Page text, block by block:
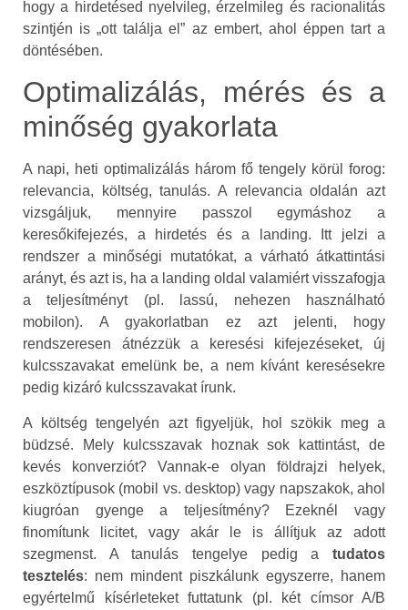
hogy a hirdetésed nyelvileg, érzelmileg és racionalitás
szintjén is „ott találja el” az embert, ahol éppen tart a
döntésében.
Optimalizálás, mérés és a
minőség gyakorlata
A napi, heti optimalizálás három fő tengely körül forog:
relevancia, költség, tanulás. A relevancia oldalán azt
vizsgáljuk, mennyire passzol egymáshoz a
keresőkifejezés, a hirdetés és a landing. Itt jelzi a
rendszer a minőségi mutatókat, a várható átkattintási
arányt, és azt is, ha a landing oldal valamiért visszafogja
a teljesítményt (pl. lassú, nehezen használható
mobilon). A gyakorlatban ez azt jelenti, hogy
rendszeresen átnézzük a keresési kifejezéseket, új
kulcsszavakat emelünk be, a nem kívánt keresésekre
pedig kizáró kulcsszavakat írunk.
A költség tengelyén azt figyeljük, hol szökik meg a
büdzsé. Mely kulcsszavak hoznak sok kattintást, de
kevés konverziót? Vannak-e olyan földrajzi helyek,
eszköztípusok (mobil vs. desktop) vagy napszakok, ahol
kiugróan gyenge a teljesítmény? Ezeknél vagy
finomítunk licitet, vagy akár le is állítjuk az adott
szegmenst. A tanulás tengelye pedig a tudatos
tesztelés: nem mindent piszkálunk egyszerre, hanem
egyértelmű kísérleteket futtatunk (pl. két címsor A/B